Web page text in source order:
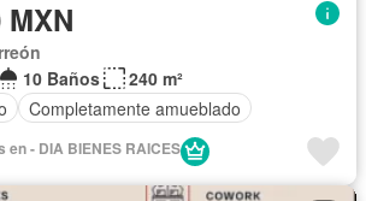
MXN
10 Baños
240 m²
Completamente amueblado
en - DIA BIENES RAICES